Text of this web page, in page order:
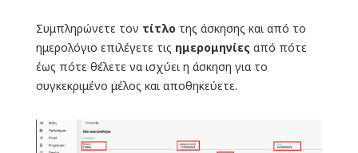
Συμπληρώνετε τον τίτλο της άσκησης και από το
ημερολόγιο επιλέγετε τις ημερομηνίες από πότε
έως πότε θέλετε να ισχύει η άσκηση για το
συγκεκριμένο μέλος και αποθηκεύετε.